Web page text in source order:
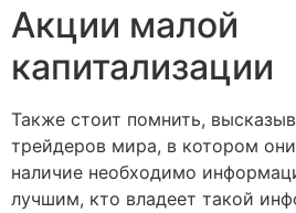
Акции малой
капитализации
Также стоит помнить,
трейдеров мира, в котором
наличие необходимо
лучшим, кто владеет такой